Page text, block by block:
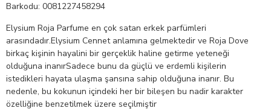
Barkodu: 0081227458294
Elysium Roja Parfume en çok satan erkek parfümleri
arasındadır.Elysium Cennet anlamına gelmektedir ve Roja Dove
birkaç kişinin hayalini bir gerçeklik haline getirme yeteneği
olduğuna inanırSadece bunu da güçlü ve erdemli kişilerin
istedikleri hayata ulaşma şansına sahip olduğuna inanır. Bu
nedenle, bu kokunun içindeki her bir bileşen bu nadir karakter
özelliğine benzetilmek üzere seçilmiştir